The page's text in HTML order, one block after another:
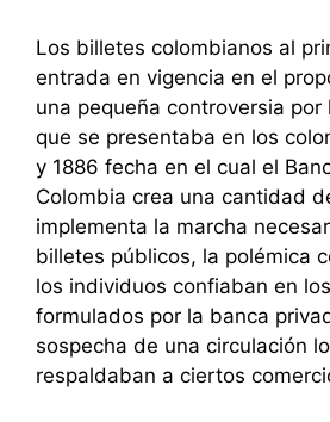
Los billetes colombianos al
entrada en vigencia en el
una pequeña controversia por
que se presentaba en los
y 1886 fecha en el cual el
Colombia crea una cantidad
implementa la marcha
billetes públicos, la polémica
los individuos confiaban en
formulados por la banca
sospecha de una circulación
respaldaban a ciertos